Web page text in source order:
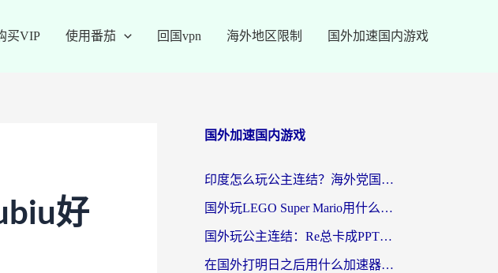
买VIP 使用番茄 回国vpn 海外地区限制 国外加速国内游戏
好
国外加速国内游戏
印度怎么玩公主连结？海外党国服游戏加速终极指南（附仙境传说RO重生细胞优化技巧）
国外玩LEGO Super Mario用什么加速器？2026海外玩家亲测有效指南
国外玩公主连结：Re总卡成PPT？3步选对加速器，畅玩国服无压力
在国外打明日之后用什么加速器好一点？海外玩家亲测有效的国服游戏加速指南